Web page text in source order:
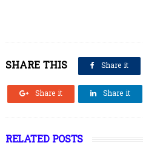
SHARE THIS Share it
Share it Share it
RELATED POSTS